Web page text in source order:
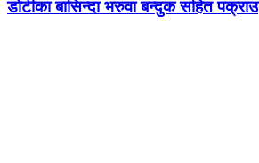
डोटीका बासिन्दा भरुवा बन्दुक सहित पक्राउ